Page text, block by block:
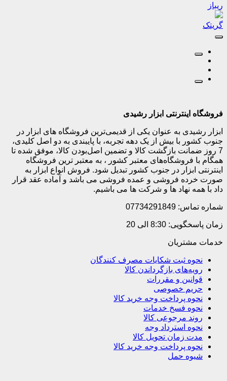
ریباز
گریتک
فروشگاه اینترنتی ابزار رشیدی
ابزار رشیدی به عنوان یکی از قدیمی‌ترین فروشگاه های ابزار در
جنوب کشور با بیش از یک دهه تجربه، با پایبندی به دو اصل کلیدی،
7 روز ضمانت بازگشت کالا و تضمین اصل‌بودن کالا، موفق شده تا
همگام با فروشگاه‌های معتبر کشور ، به معتبر ترین فروشگاه
اینترنتی ابزار در جنوب کشور تبدیل شود. فروش انواع ابزار به
صورت خرده فروشی و عمده فروشی می باشد و آماده عقد قرار
داد با همه نهاد ها و شرکت ها می باشیم.
شماره تماس: 07734291849
زمان پاسخگویی: 8:30 الی 20
خدمات مشتریان
نحوه ثبت شکایات مصرف کنندگان
رویه‌های بازگرداندن کالا
قوانین و مقررات
حریم خصوصی
نحوه پرداخت وجه خرید کالا
نحوه فسخ خدمات
روند مرجوعی کالا
نحوه استرداد وجه
مدت زمان تحویل کالا
نحوه پرداخت وجه خرید کالا
شیوه حمل